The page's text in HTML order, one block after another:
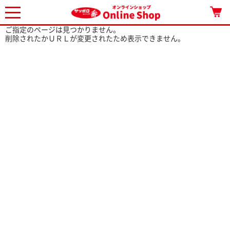
ご指定のページは見つかりません。
削除されたかＵＲＬが変更されたため表示できません。